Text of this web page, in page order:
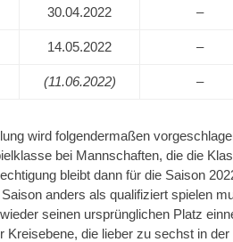
30.04.2022 –
14.05.2022 –
(11.06.2022) –
wird folgendermaßen
bei Mannschaften, die die
bleibt dann für die Saison
anders als qualifiziert spielen
seinen ursprünglichen Platz
Kreisebene, die lieber zu sechst in